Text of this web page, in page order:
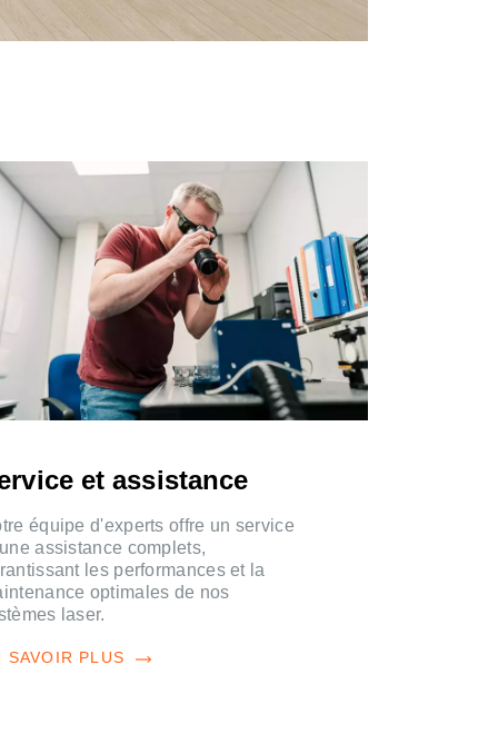
et assistance
équipe d'experts offre un service
assistance complets,
les performances et la
optimales de nos
laser.
SAVOIR PLUS